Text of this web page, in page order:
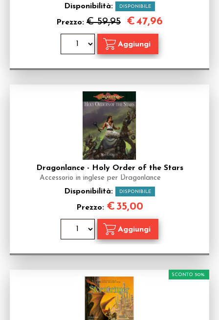
Disponibilità: DISPONIBILE
Prezzo: € 59,95 €47,96
Dragonlance - Holy Order of the Stars
Accessorio in inglese per Dragonlance
Disponibilità: DISPONIBILE
Prezzo: € 35,00
SCONTO 50%